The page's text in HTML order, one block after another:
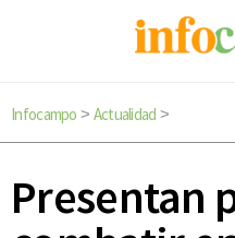
Infocampo > Actualidad >
Presentan